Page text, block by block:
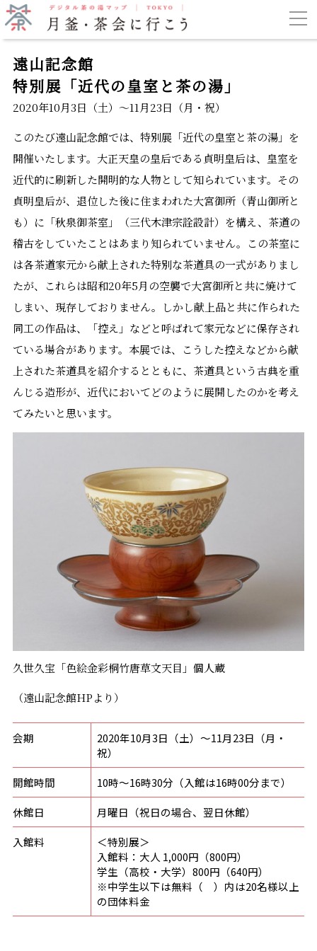
遠山記念館
特別展「近代の皇室と茶の湯」
2020年10月3日（土）〜11月23日（月・祝）
このたび遠山記念館では、特別展「近代の皇室と茶の湯」を
開催いたします。大正天皇の皇后である貞明皇后は、皇室を
近代的に刷新した開明的な人物として知られています。その
貞明皇后が、退位した後に住まわれた大宮御所（青山御所と
も）に「秋泉御茶室」（三代木津宗詮設計）を構え、茶道の
稽古をしていたことはあまり知られていません。この茶室に
は各茶道家元から献上された特別な茶道具の一式がありまし
たが、これらは昭和20年5月の空襲で大宮御所と共に焼けて
しまい、現存しておりません。しかし献上品と共に作られた
同工の作品は、「控え」などと呼ばれて家元などに保存され
ている場合があります。本展では、こうした控えなどから献
上された茶道具を紹介するとともに、茶道具という古典を重
んじる造形が、近代においてどのように展開したのかを考え
てみたいと思います。
久世久宝「色絵金彩桐竹唐草文天目」個人蔵
（遠山記念館HPより）
会期
2020年10月3日（土）〜11月23日（月・
祝）
開館時間
10時～16時30分（入館は16時00分まで）
休館日
月曜日（祝日の場合、翌日休館）
入館料
＜特別展＞
入館料：大人 1,000円（800円）
学生（高校・大学）800円（640円）
※中学生以下は無料（ ）内は20名様以上
の団体料金